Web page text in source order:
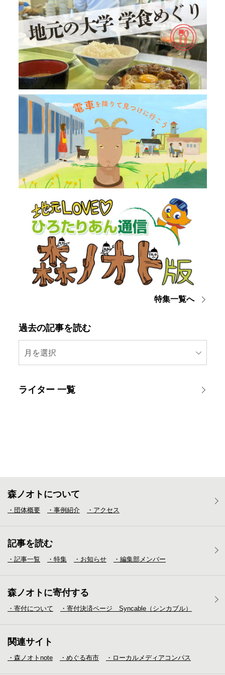
特集一覧へ
過去の記事を読む
月を選択
ライター 一覧
森ノオトについて
・団体概要 ・事例紹介 ・アクセス
記事を読む
・記事一覧 ・特集 ・お知らせ ・編集部メンバー
森ノオトに寄付する
・寄付について ・寄付決済ページ Syncable（シンカブル）
関連サイト
・森ノオトnote ・めぐる布市 ・ローカルメディア コンパス